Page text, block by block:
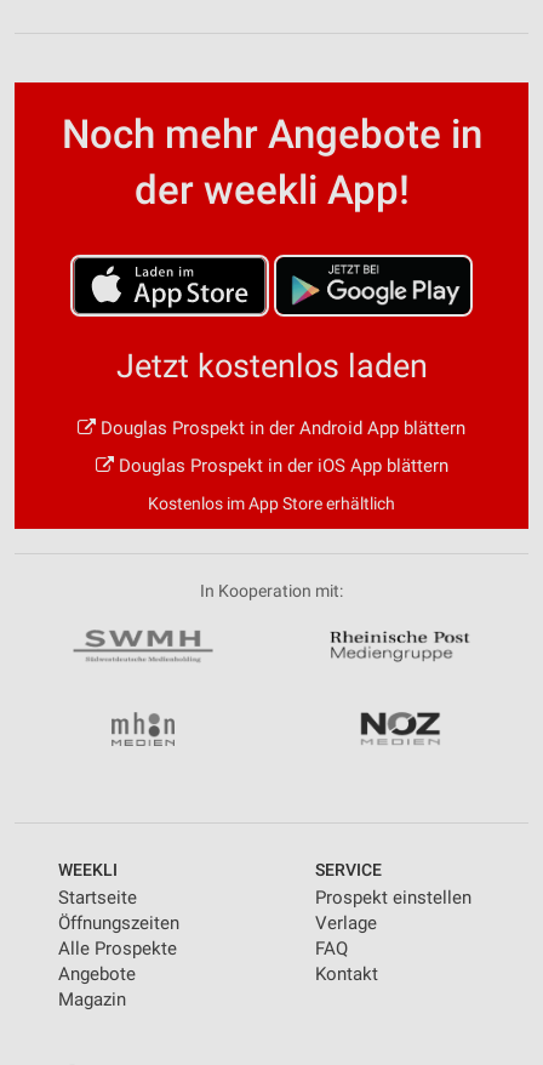
Noch mehr Angebote in
der weekli App!
Jetzt kostenlos laden
Douglas Prospekt in der Android App blättern
Douglas Prospekt in der iOS App blättern
Kostenlos im App Store erhältlich
In Kooperation mit:
WEEKLI
Startseite
Öffnungszeiten
Alle Prospekte
Angebote
Magazin
SERVICE
Prospekt einstellen
Verlage
FAQ
Kontakt